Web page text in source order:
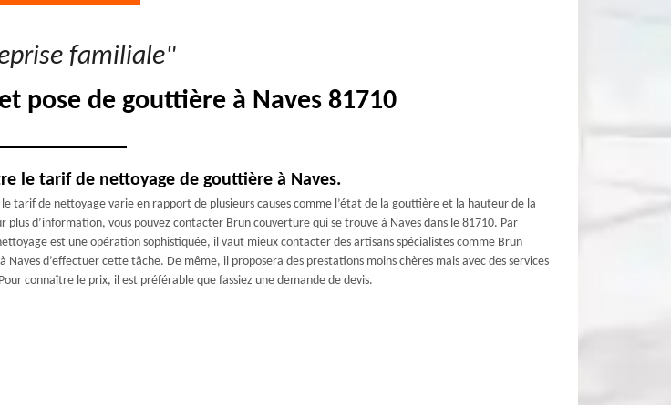
familiale"
pose de gouttière à Naves 81710
le tarif de nettoyage de gouttière à Naves.
le tarif de nettoyage varie en rapport de plusieurs causes comme l’état de la gouttière et la hauteur de la
plus d’information, vous pouvez contacter Brun couverture qui se trouve à Naves dans le 81710. Par
est une opération sophistiquée, il vaut mieux contacter des artisans spécialistes comme Brun
Naves d’effectuer cette tâche. De même, il proposera des prestations moins chères mais avec des services
connaître le prix, il est préférable que fassiez une demande de devis.